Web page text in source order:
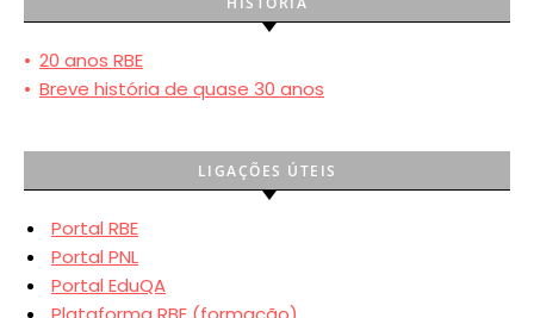
• 20 anos RBE
• Breve história de quase 30 anos
LIGAÇÕES ÚTEIS
Portal RBE
Portal PNL
Portal EduQA